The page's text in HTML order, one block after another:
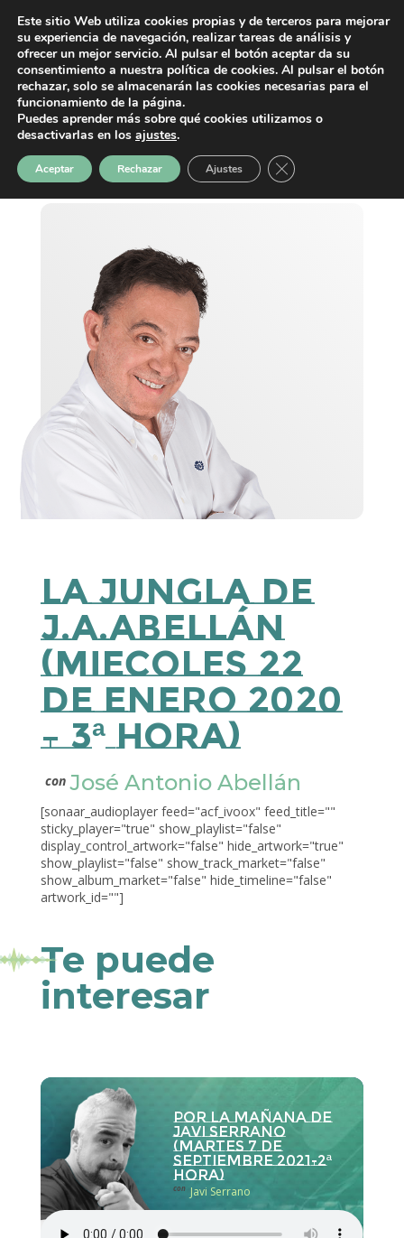
La Jungla de
J.A.Abellán
(Miecoles 22
de Enero 2020
– 3ª Hora)
con José Antonio Abellán
[sonaar_audioplayer feed="acf_ivoox" feed_title=""
sticky_player="true" show_playlist="false"
display_control_artwork="false" hide_artwork="true"
show_playlist="false" show_track_market="false"
show_album_market="false" hide_timeline="false"
artwork_id=""]
Te puede
interesar
Por la Mañana de
Javi Serrano
(martes 7 de
septiembre 2021-2ª
hora)
con Javi Serrano
Este sitio Web utiliza cookies propias y de terceros para mejorar
su experiencia de navegación, realizar tareas de análisis y
ofrecer un mejor servicio. Al pulsar el botón aceptar da su
consentimiento a nuestra política de cookies. Al pulsar el botón
rechazar, solo se almacenarán las cookies necesarias para el
funcionamiento de la página.
Puedes aprender más sobre qué cookies utilizamos o
desactivarlas en los ajustes.
Aceptar Rechazar Ajustes Cerrar el banner de